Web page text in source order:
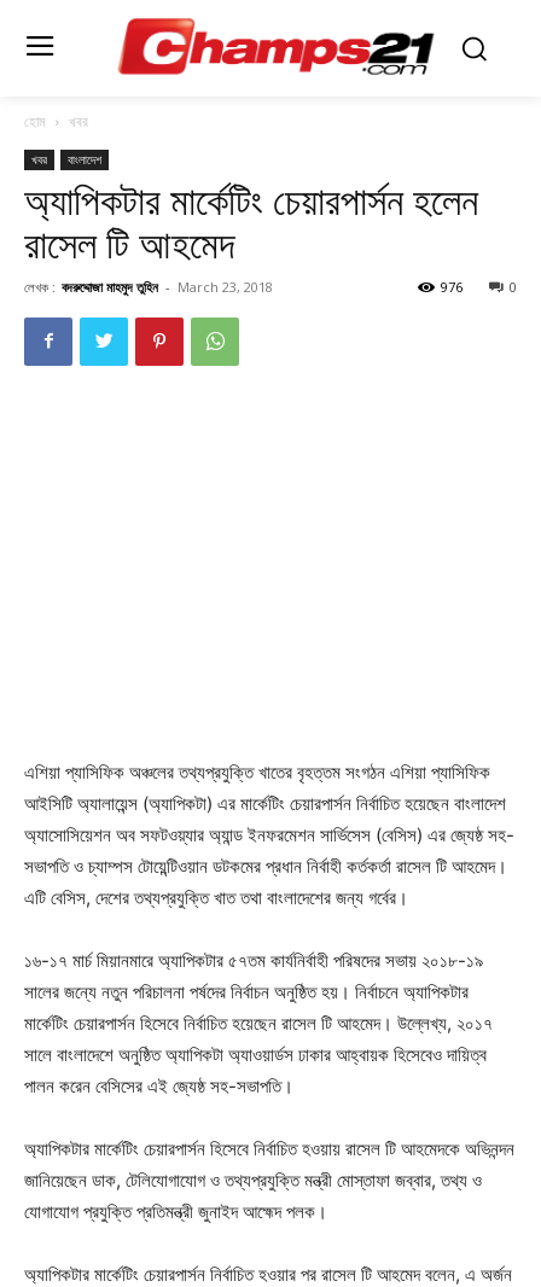
হোম খবর
খবর বাংলাদেশ
অ্যাপিকটার মার্কেটিং চেয়ারপার্সন হলেন
রাসেল টি আহমেদ
লেখক : বদরুদ্দোজা মাহমুদ তুহিন - March 23, 2018 0
976
এশিয়া প্যাসিফিক অঞ্চলের তথ্যপ্রযুক্তি খাতের বৃহত্তম সংগঠন এশিয়া প্যাসিফিক
আইসিটি অ্যালায়েন্স (অ্যাপিকটা) এর মার্কেটিং চেয়ারপার্সন নির্বাচিত হয়েছেন বাংলাদেশ
অ্যাসোসিয়েশন অব সফটওয়্যার অ্যান্ড ইনফরমেশন সার্ভিসেস (বেসিস) এর জ্যেষ্ঠ সহ-
সভাপতি ও চ্যাম্পস টোয়েন্টিওয়ান ডটকমের প্রধান নির্বাহী কর্তকর্তা রাসেল টি আহমেদ।
এটি বেসিস, দেশের তথ্যপ্রযুক্তি খাত তথা বাংলাদেশের জন্য গর্বের।
১৬-১৭ মার্চ মিয়ানমারে অ্যাপিকটার ৫৭তম কার্যনির্বাহী পরিষদের সভায় ২০১৮-১৯
সালের জন্যে নতুন পরিচালনা পর্ষদের নির্বাচন অনুষ্ঠিত হয়। নির্বাচনে অ্যাপিকটার
মার্কেটিং চেয়ারপার্সন হিসেবে নির্বাচিত হয়েছেন রাসেল টি আহমেদ। উল্লেখ্য, ২০১৭
সালে বাংলাদেশে অনুষ্ঠিত অ্যাপিকটা অ্যাওয়ার্ডস ঢাকার আহ্বায়ক হিসেবেও দায়িত্ব
পালন করেন বেসিসের এই জ্যেষ্ঠ সহ-সভাপতি।
অ্যাপিকটার মার্কেটিং চেয়ারপার্সন হিসেবে নির্বাচিত হওয়ায় রাসেল টি আহমেদকে অভিনন্দন
জানিয়েছেন ডাক, টেলিযোগাযোগ ও তথ্যপ্রযুক্তি মন্ত্রী মোস্তাফা জব্বার, তথ্য ও
যোগাযোগ প্রযুক্তি প্রতিমন্ত্রী জুনাইদ আহ্মেদ পলক।
অ্যাপিকটার মার্কেটিং চেয়ারপার্সন নির্বাচিত হওয়ার পর রাসেল টি আহমেদ বলেন, এ অর্জন